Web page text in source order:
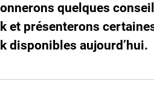
quelques
et présenterons
disponibles aujourd’hui.